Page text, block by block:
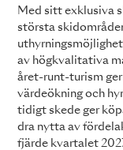
Med sitt exklusiva
största
av högkvalitativa
året-runt-turism
värdeökning och
tidigt skede ger
dra nytta av
fjärde kvartalet